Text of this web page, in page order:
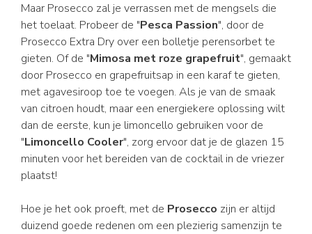
Maar Prosecco zal je verrassen met de mengsels die
het toelaat. Probeer de "Pesca Passion", door de
Prosecco Extra Dry over een bolletje perensorbet te
gieten. Of de "Mimosa met roze grapefruit", gemaakt
door Prosecco en grapefruitsap in een karaf te gieten,
met agavesiroop toe te voegen. Als je van de smaak
van citroen houdt, maar een energiekere oplossing wilt
dan de eerste, kun je limoncello gebruiken voor de
"Limoncello Cooler", zorg ervoor dat je de glazen 15
minuten voor het bereiden van de cocktail in de vriezer
plaatst!
Hoe je het ook proeft, met de Prosecco zijn er altijd
duizend goede redenen om een plezierig samenzijn te